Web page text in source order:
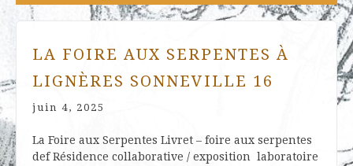
LA FOIRE AUX SERPENTES À
LIGNÈRES SONNEVILLE 16
juin 4, 2025
La Foire aux Serpentes Livret – foire aux serpentes
def Résidence collaborative / exposition laboratoire